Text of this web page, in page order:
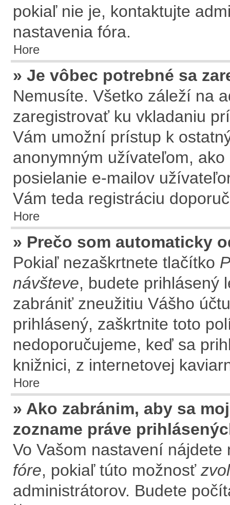
pokiaľ nie je, kontaktujte
nastavenia fóra.
Hore
» Je vôbec potrebné sa
Nemusíte. Všetko záleží na
zaregistrovať ku vkladaniu
Vám umožní prístup k
anonymným užívateľom,
posielanie e-mailov
Vám teda registráciu
Hore
» Prečo som automaticky
Pokiaľ nezaškrtnete tlačítko
návšteve, budete prihlásený
zabrániť zneužitiu Vášho
prihlásený, zaškrtnite toto
nedoporučujeme, keď sa
knižnici, z internetovej
Hore
» Ako zabránim, aby sa
zozname práve
Vo Vašom nastavení
fóre, pokiaľ túto možnosť
administrátorov. Budete